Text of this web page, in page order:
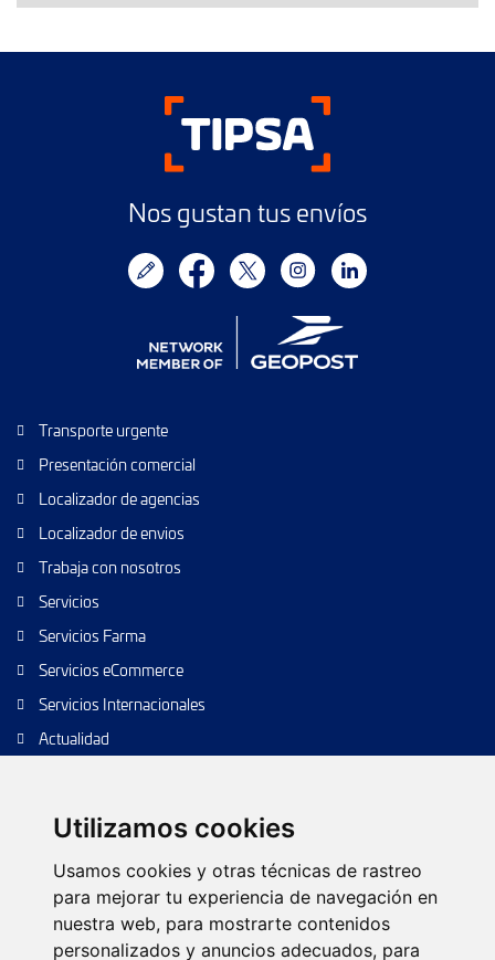
Utilizamos cookies
Usamos cookies y otras técnicas de rastreo
para mejorar tu experiencia de navegación en
nuestra web, para mostrarte contenidos
personalizados y anuncios adecuados, para
Nos gustan tus envíos
Transporte urgente
Presentación comercial
Localizador de agencias
Localizador de envios
Trabaja con nosotros
Servicios
Servicios Farma
Servicios eCommerce
Servicios Internacionales
Actualidad
Envíos de calidad
Envíos Baratos